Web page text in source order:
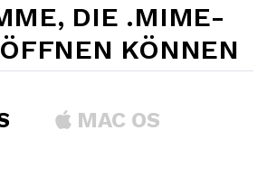
DIE .MIME-
KÖNNEN
MAC OS